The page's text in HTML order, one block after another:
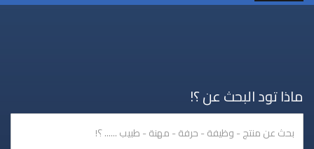
ماذا تود البحث عن ؟!